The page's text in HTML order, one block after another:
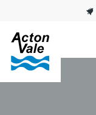
Skip to main content